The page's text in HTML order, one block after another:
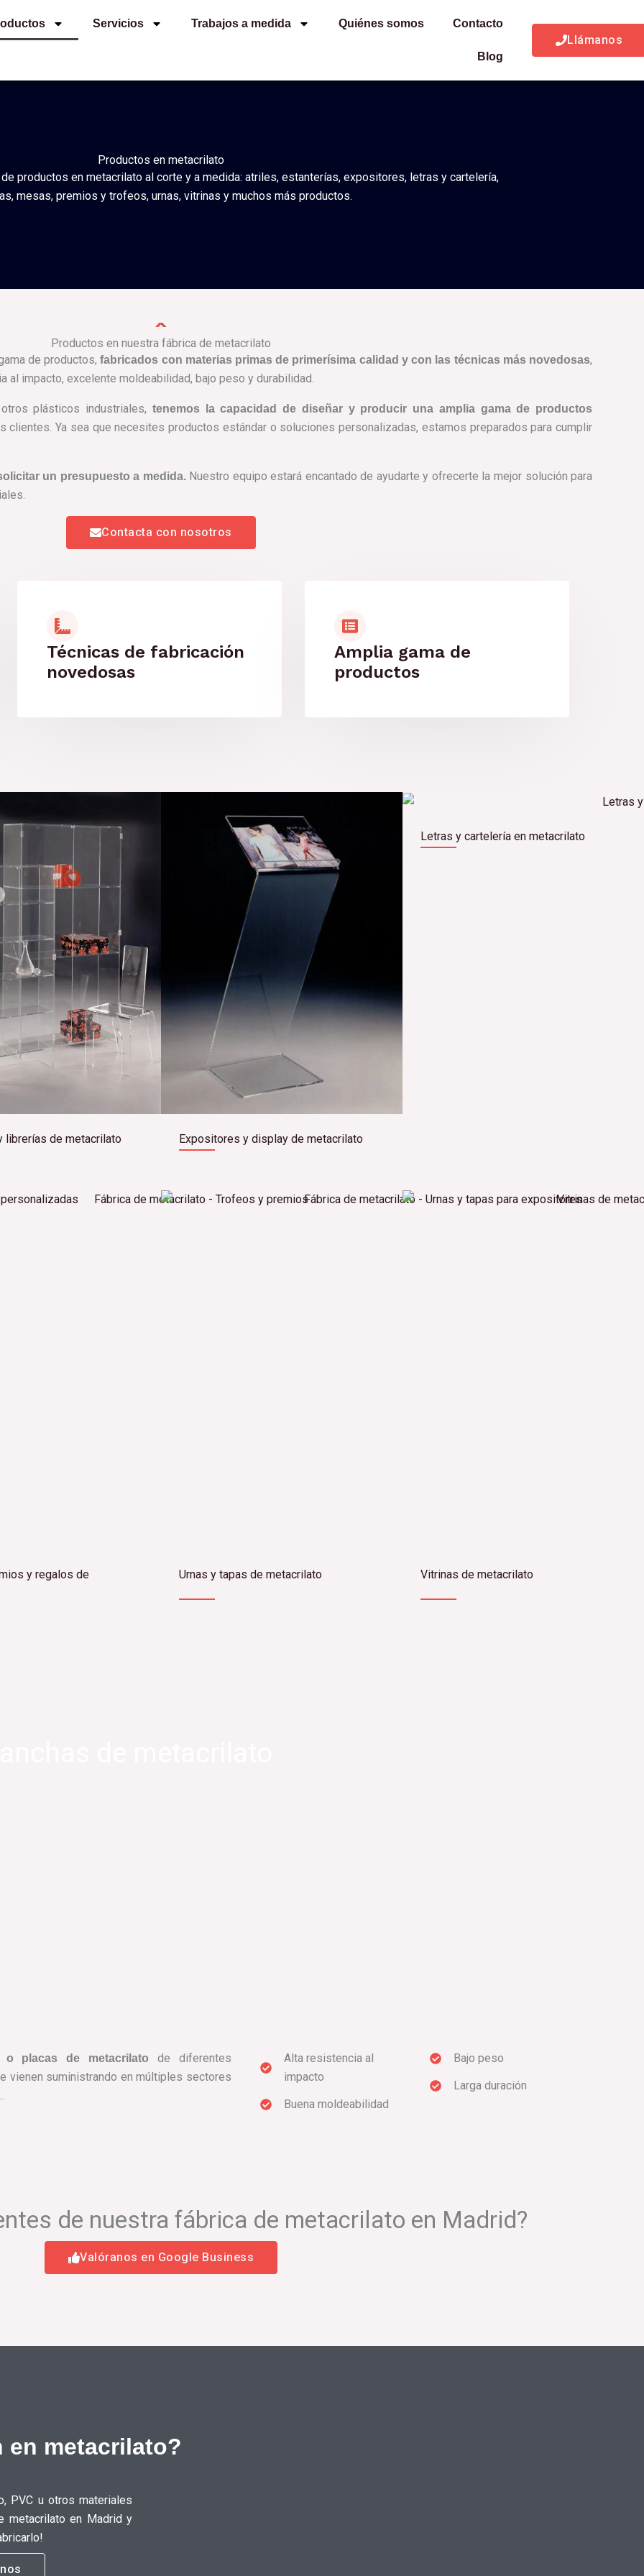
Servicios Trabajos a medida Quiénes somos Contacto
Blog
Llámanos
Productos en metacrilato
productos en metacrilato al corte y a medida: atriles, estanterías, expositores, letras y cartelería,
mesas, premios y trofeos, urnas, vitrinas y muchos más productos.
Productos en nuestra fábrica de metacrilato
de productos,fabricados con materias primas de primerísima calidad y con las técnicas más novedosas,
impacto, excelente moldeabilidad, bajo peso y durabilidad.
plásticos industriales, tenemos la capacidad de diseñar y producir una amplia gama de productos
Ya sea que necesites productos estándar o soluciones personalizadas, estamos preparados para cumplir
un presupuesto a medida.Nuestro equipo estará encantado de ayudarte y ofrecerte la mejor solución para
Contacta con nosotros
Técnicas de fabricación
novedosas
Amplia gama de
productos
librerías de metacrilato Expositores y display de metacrilato
Letras y cartelería en metacrilato
y regalos de
Urnas y tapas de metacrilato Vitrinas de metacrilato
o placas de metacrilato
de diferentes
vienen suministrando en múltiples sectores
Alta resistencia al
impacto
Buena moldeabilidad
Bajo peso
Larga duración
de nuestra fábrica de metacrilato en Madrid?
Valóranos en Google Business
en metacrilato?
PVC u otros materiales
metacrilato en Madrid y